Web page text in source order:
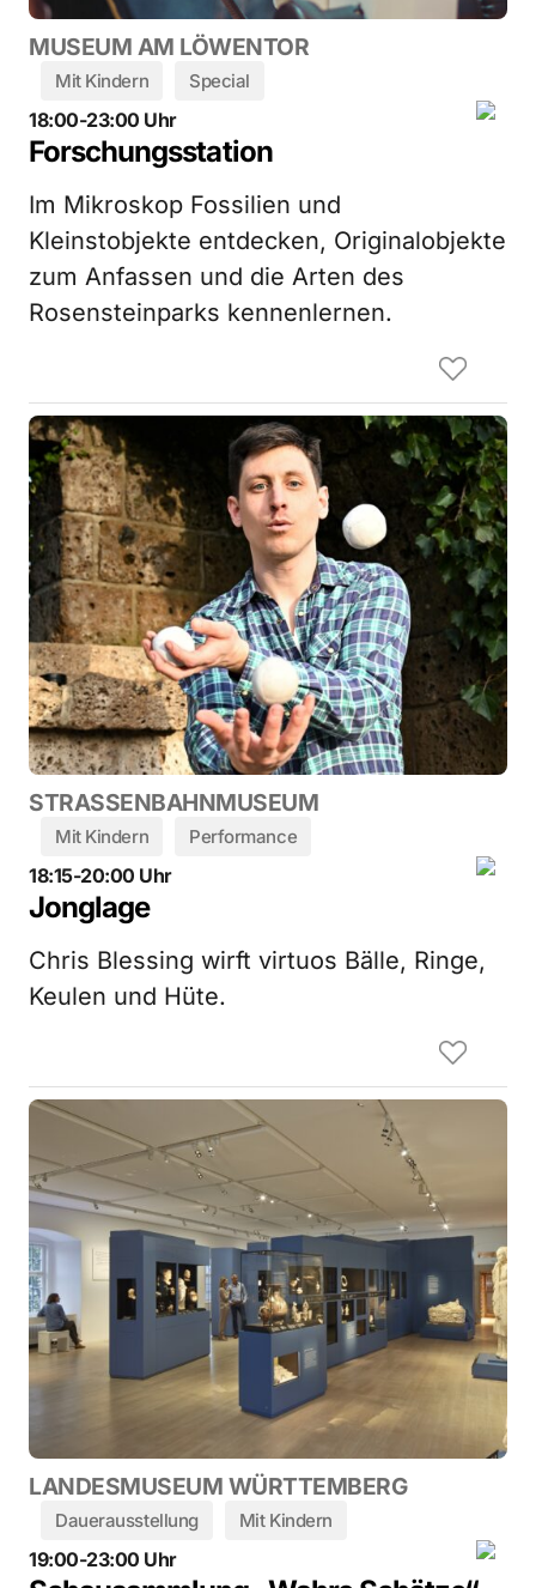
MUSEUM AM LÖWENTOR
Mit Kindern Special
18:00-23:00 Uhr
Forschungsstation
Im Mikroskop Fossilien und
Kleinstobjekte entdecken, Originalobjekte
zum Anfassen und die Arten des
Rosensteinparks kennenlernen.
STRASSENBAHNMUSEUM
Mit Kindern Performance
18:15-20:00 Uhr
Jonglage
Chris Blessing wirft virtuos Bälle, Ringe,
Keulen und Hüte.
LANDESMUSEUM WÜRTTEMBERG
Dauerausstellung Mit Kindern
19:00-23:00 Uhr